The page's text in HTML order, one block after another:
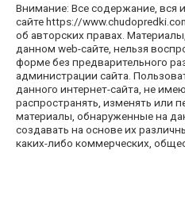
Внимание: Все содержание, вся
сайте https://
об авторских правах.
данном web-сайте, нельзя
форме без предварительного
администрации сайта.
данного интернет-сайта, не
распространять, изменять или
материалы, обнаруженные на
создавать на основе их
каких-либо коммерческих,